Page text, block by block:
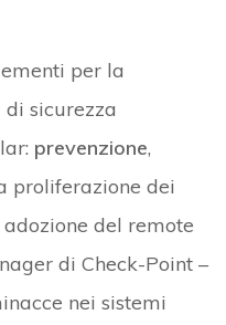
per la
sicurezza
prevenzione,
proliferazione dei
del remote
di Check-Point –
nei sistemi